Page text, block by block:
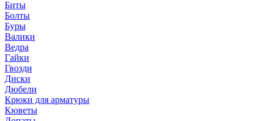
Биты
Болты
Буры
Валики
Ведра
Гайки
Гвозди
Диски
Дюбели
Крюки для арматуры
Кюветы